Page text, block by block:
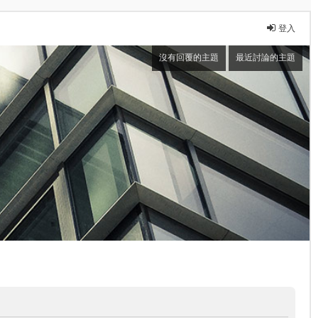
登入
沒有回覆的主題 最近討論的主題